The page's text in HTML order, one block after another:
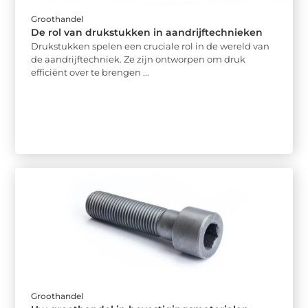
Groothandel
De rol van drukstukken in aandrijftechnieken
Drukstukken spelen een cruciale rol in de wereld van
de aandrijftechniek. Ze zijn ontworpen om druk
efficiënt over te brengen ...
Groothandel